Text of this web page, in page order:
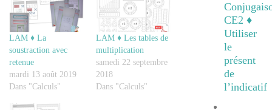
LAM ♦ La
soustraction avec
retenue
mardi 13 août 2019
Dans "Calculs"
LAM ♦ Les tables de
multiplication
samedi 22 septembre
2018
Dans "Calculs"
CE2 ♦
Utiliser
le
présent
de
l’indicatif